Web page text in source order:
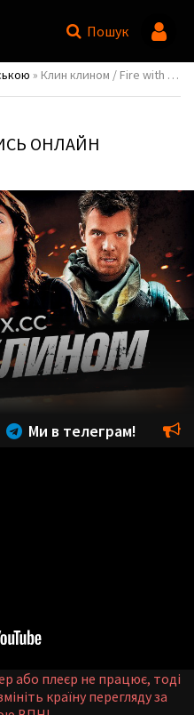
Пошук
» Клин клином / Fire with Fire
ОНЛАЙН
Ми в телеграм!
або плеєр не працює, тоді
країну перегляду за